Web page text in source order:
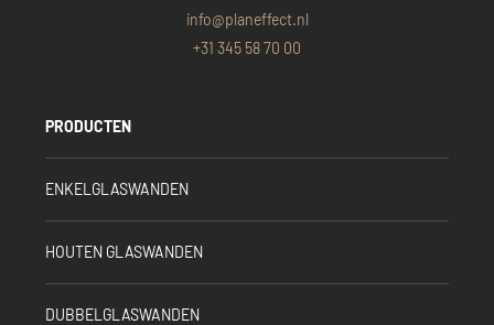
info@planeffect.nl
+31 345 58 70 00
PRODUCTEN
ENKELGLASWANDEN
HOUTEN GLASWANDEN
DUBBELGLASWANDEN